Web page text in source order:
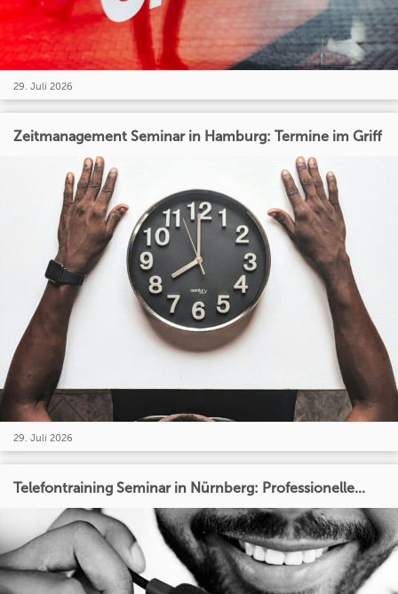
29. Juli 2026
Zeitmanagement Seminar in Hamburg: Termine im Griff
29. Juli 2026
Telefontraining Seminar in Nürnberg: Professionelle...